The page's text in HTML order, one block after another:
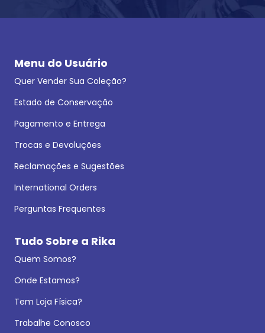
Menu do Usuário
Quer Vender Sua Coleção?
Estado de Conservação
Pagamento e Entrega
Trocas e Devoluções
Reclamações e Sugestões
International Orders
Perguntas Frequentes
Tudo Sobre a Rika
Quem Somos?
Onde Estamos?
Tem Loja Física?
Trabalhe Conosco